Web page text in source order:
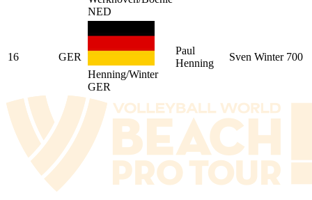
NED
16
GER
Henning/Winter
GER
Paul
Henning
Sven Winter 700